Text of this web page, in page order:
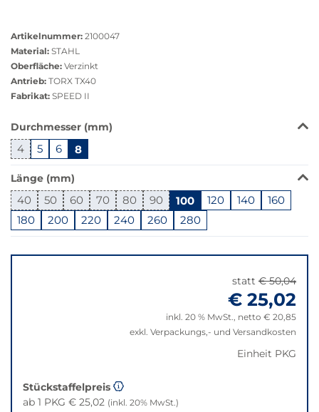
anzeigen
Artikelnummer: 2100047
Material: STAHL
Oberfläche: Verzinkt
Antrieb: TORX TX40
Fabrikat: SPEED II
ist
in
dieser
Variante
nicht
verfügbar.
Bei
Klick
der
gewünschten
Durchmesser (mm)
4 5 6 8
Länge (mm)
40 50 60 70 80 90 100 120 140
160
180
200 220 240 260 280
zu
statt € 50,04
€ 25,02
inkl. 20 % MwSt., netto € 20,85
exkl. Verpackungs,- und Versandkosten
Einheit PKG
Stückstaffelpreis
ab 1 PKG € 25,02 (inkl. 20% MwSt.)